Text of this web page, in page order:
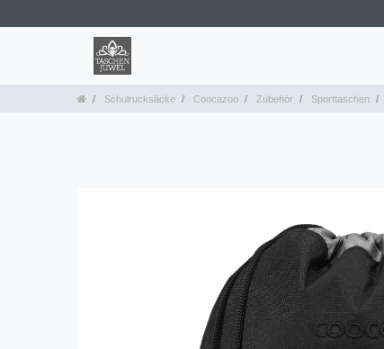
Schulrucksäcke Coocazoo Zubehör Sporttaschen